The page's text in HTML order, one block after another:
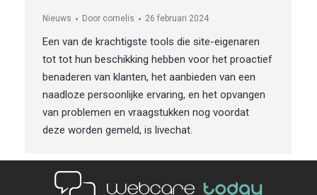
Nieuws Door cornelis 26 februari 2024
Een van de krachtigste tools die site-eigenaren
tot tot hun beschikking hebben voor het proactief
benaderen van klanten, het aanbieden van een
naadloze persoonlijke ervaring, en het opvangen
van problemen en vraagstukken nog voordat
deze worden gemeld, is livechat.